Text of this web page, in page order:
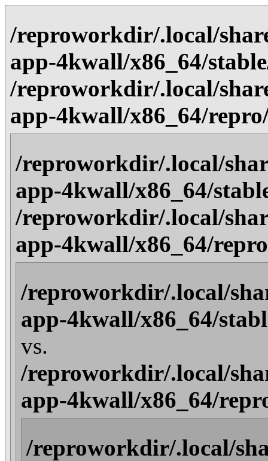
/reproworkdir/.local/
app-4kwall/x86_64/
/reproworkdir/.local/
app-4kwall/x86_64/
/reproworkdir/.local/
app-4kwall/x86_64/
/reproworkdir/.local/
app-4kwall/x86_64/
/reproworkdir/.local/
app-4kwall/x86_64/
vs.
/reproworkdir/.local/
app-4kwall/x86_64/
/reproworkdir/.local/